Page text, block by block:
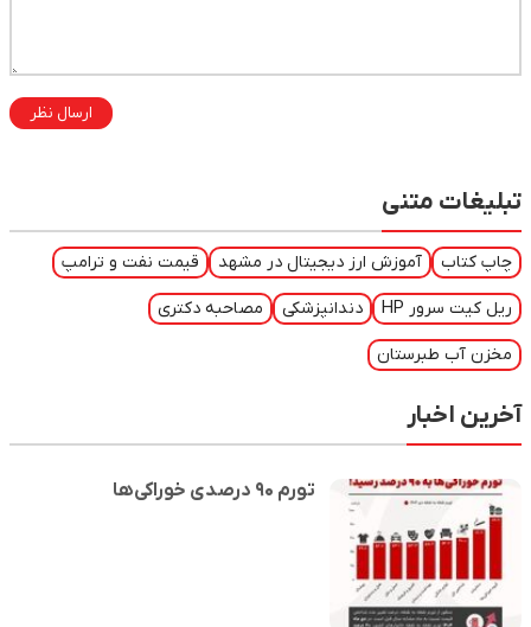
ارسال نظر
تبلیغات متنی
چاپ کتاب آموزش ارز دیجیتال در مشهد قیمت نفت و ترامپ
ریل کیت سرور HP دندانپزشکی مصاحبه دکتری
مخزن آب طبرستان
آخرین اخبار
تورم ۹۰ درصدی خوراکی‌ها